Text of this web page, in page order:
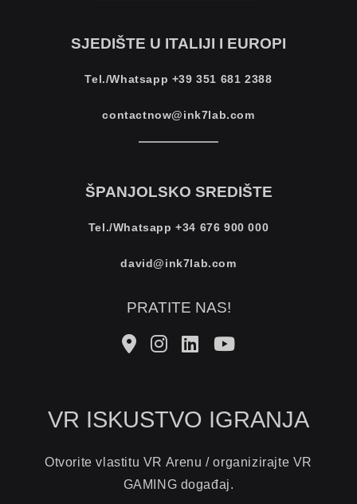
SJEDIŠTE U ITALIJI I EUROPI
Tel./Whatsapp +39 351 681 2388
contactnow@ink7lab.com
ŠPANJOLSKO SREDIŠTE
Tel./Whatsapp+34 676 900 000
david@ink7lab.com
PRATITE NAS!
VR ISKUSTVO IGRANJA
Otvorite vlastitu VR Arenu / organizirajte VR
GAMING događaj.